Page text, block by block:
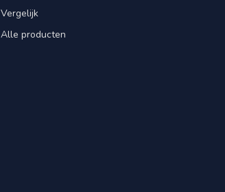
Vergelijk
Alle producten